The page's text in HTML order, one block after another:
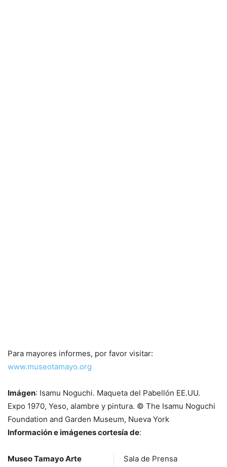
Para mayores informes, por favor visitar:
www.museotamayo.org
Imágen: Isamu Noguchi. Maqueta del Pabellón EE.UU.
Expo 1970, Yeso, alambre y pintura. © The Isamu Noguchi
Foundation and Garden Museum, Nueva York
Información e imágenes cortesía de:
Museo Tamayo Arte
Sala de Prensa